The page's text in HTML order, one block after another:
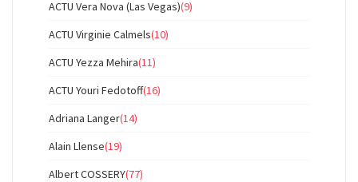
ACTU Vera Nova (Las Vegas)(9)
ACTU Virginie Calmels(10)
ACTU Yezza Mehira(11)
ACTU Youri Fedotoff(16)
Adriana Langer(14)
Alain Llense(19)
Albert COSSERY(77)